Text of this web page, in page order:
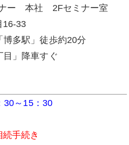
ー 本社 2Fセミナー室
16-33
多駅」徒歩約20分
」降車すぐ
～15：30
手続き